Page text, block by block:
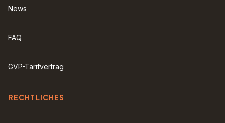
News
FAQ
GVP-Tarifvertrag
RECHTLICHES